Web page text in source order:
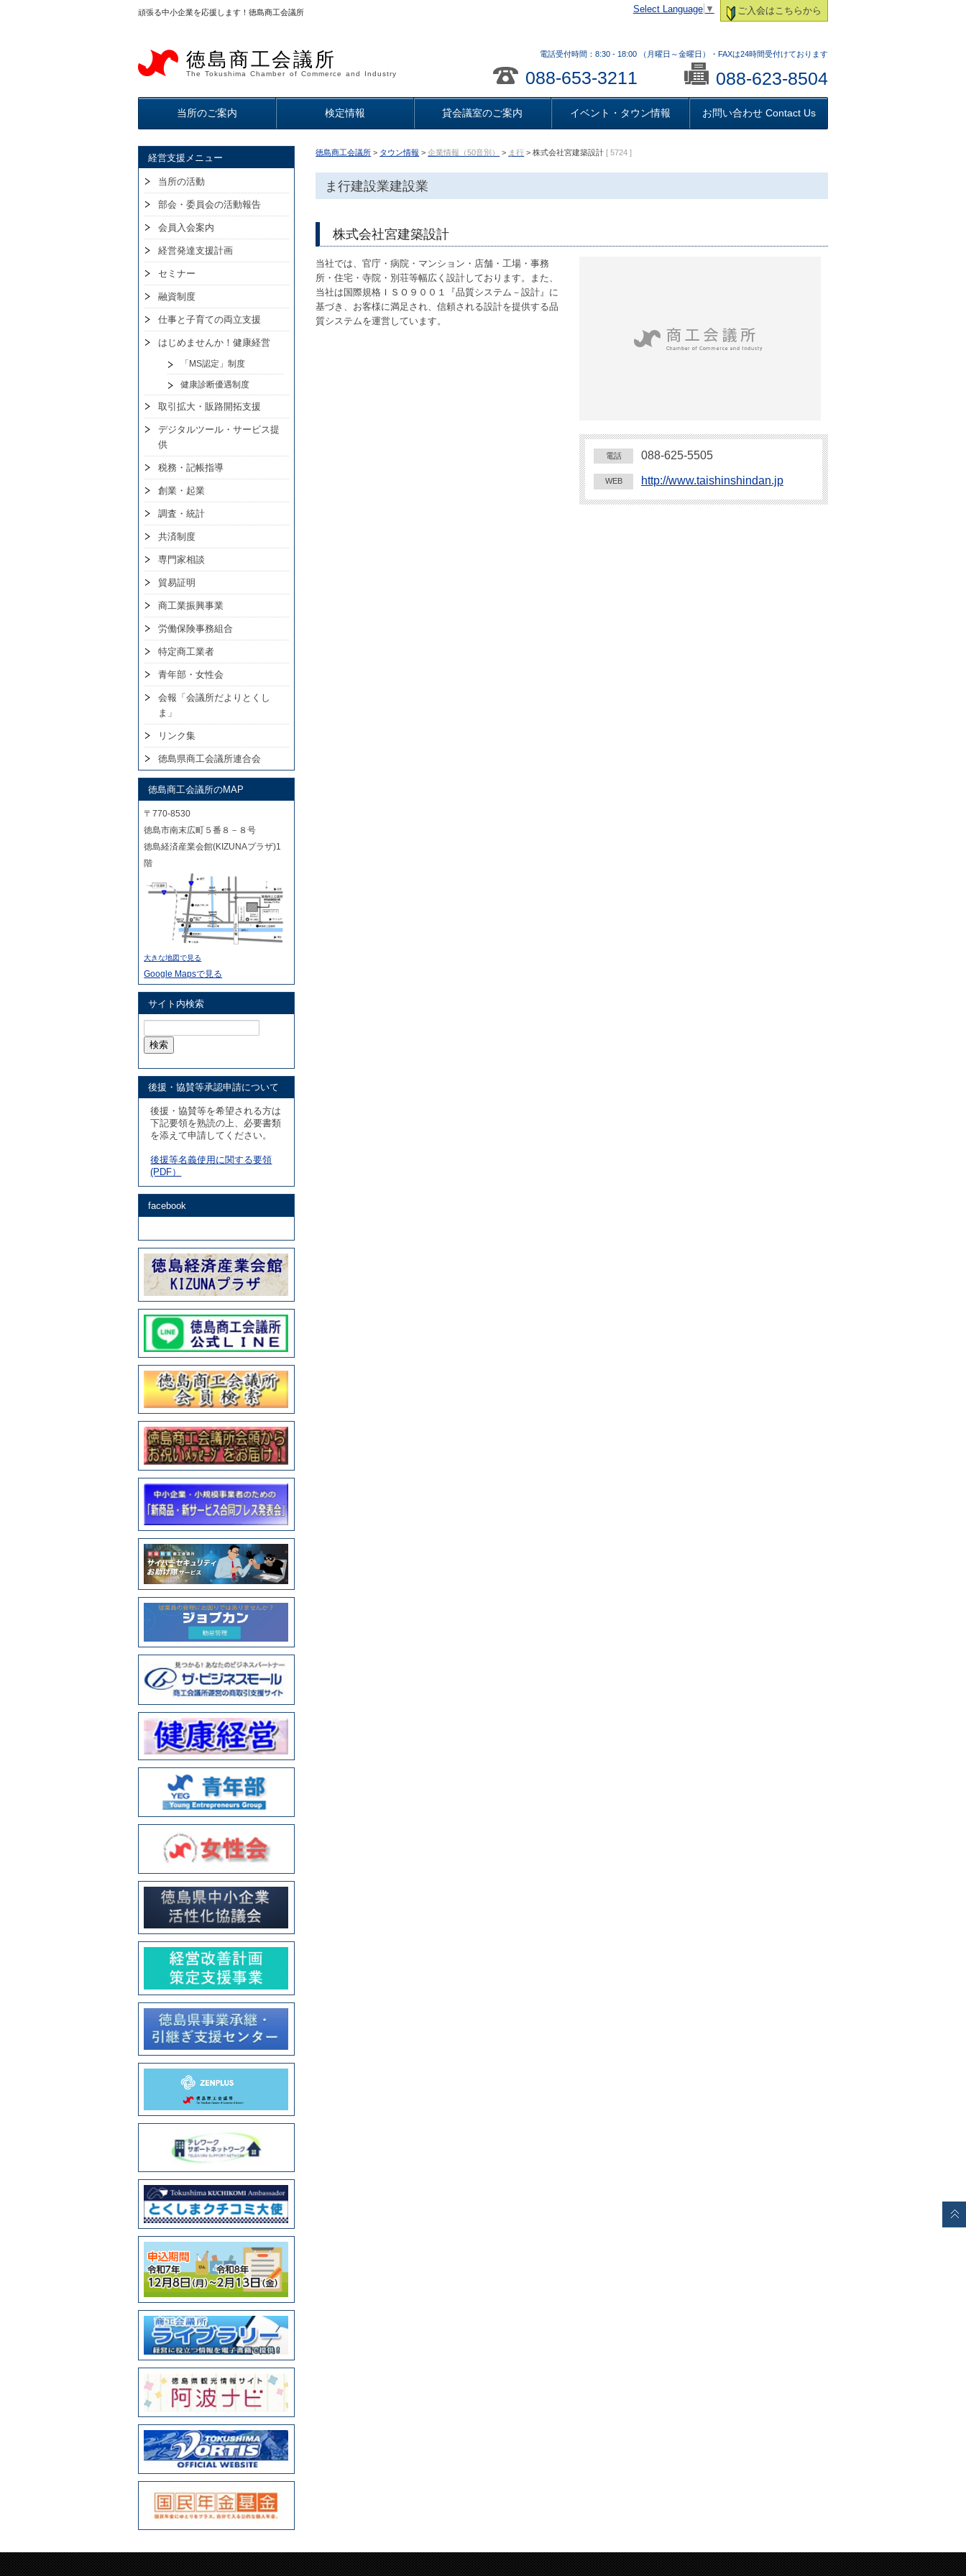
頑張る中小企業を応援します！徳島商工会議所 ご入会はこちらから
Select Language ▼
徳島商工会議所
The Tokushima Chamber of Commerce and Industry
電話受付時間：8:30 - 18:00 （月曜日～金曜日）・FAXは24時間受付けております
088-653-3211 088-623-8504
当所のご案内 検定情報 貸会議室のご案内 イベント・タウン情報 お問い合わせ Contact Us
徳島商工会議所 > タウン情報 >企業情報（50音別） > ま行 > 株式会社宮建築設計 [ 5724 ]
ま行建設業建設業
株式会社宮建築設計
当社では、官庁・病院・マンション・店舗・工場・事務
所・住宅・寺院・別荘等幅広く設計しております。また、
当社は国際規格ＩＳＯ９００１『品質システム－設計』に
基づき、お客様に満足され、信頼される設計を提供する品
質システムを運営しています。
電話 088-625-5505
WEB http://www.taishinshindan.jp
経営支援メニュー
当所の活動
部会・委員会の活動報告
会員入会案内
経営発達支援計画
セミナー
融資制度
仕事と子育ての両立支援
はじめませんか！健康経営
「MS認定」制度
健康診断優遇制度
取引拡大・販路開拓支援
デジタルツール・サービス提
供
税務・記帳指導
創業・起業
調査・統計
共済制度
専門家相談
貿易証明
商工業振興事業
労働保険事務組合
特定商工業者
青年部・女性会
会報「会議所だよりとくし
ま」
リンク集
徳島県商工会議所連合会
徳島商工会議所のMAP
〒770-8530
徳島市南末広町５番８－８号
徳島経済産業会館(KIZUNAプラザ)1
階
大きな地図で見る
Google Mapsで見る
サイト内検索
索:
後援・協賛等承認申請について
後援・協賛等を希望される方は
下記要領を熟読の上、必要書類
を添えて申請してください。
後援等名義使用に関する要領
(PDF）
facebook